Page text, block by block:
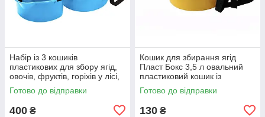
Набір із 3 кошиків
пластикових для збору ягід,
овочів, фруктів, горіхів у лісі,
саду
Готово до відправки
400 ₴
Кошик для збирання ягід
Пласт Бокс 3,5 л овальний
пластиковий кошик із
регульованим плечовим
ременем
Готово до відправки
130 ₴